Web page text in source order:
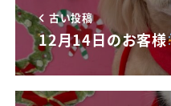
古い投稿
12月14日のお客様